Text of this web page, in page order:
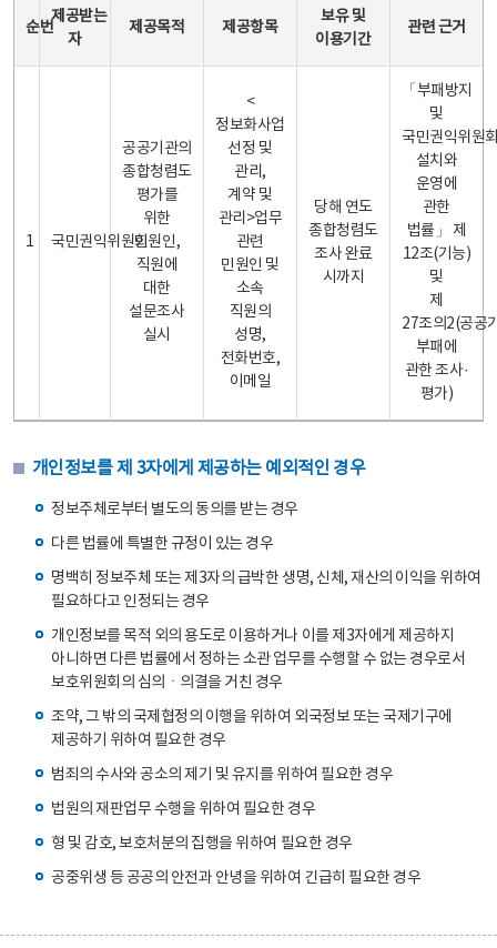
순번
제공받는
자
제공목적 제공항목
보유 및
이용기간
관련 근거
1 국민권익위원회
공공기관의
종합청렴도
평가를
위한
민원인,
직원에
대한
설문조사
실시
<
정보화사업
선정 및
관리,
계약 및
관리>업무
관련
민원인 및
소속
직원의
성명,
전화번호,
이메일
당해 연도
종합청렴도
조사 완료
시까지
「부패방지
및
국민권익위원
설치와
운영에
관한
법률」 제
12조(기능)
및
제
27조의2(공공
부패에
관한 조사·
평가)
개인정보를 제 3자에게 제공하는 예외적인 경우
정보주체로부터 별도의 동의를 받는 경우
다른 법률에 특별한 규정이 있는 경우
명백히 정보주체 또는 제3자의 급박한 생명, 신체, 재산의 이익을 위하여
필요하다고 인정되는 경우
개인정보를 목적 외의 용도로 이용하거나 이를 제3자에게 제공하지
아니하면 다른 법률에서 정하는 소관 업무를 수행할 수 없는 경우로서
보호위원회의 심의ㆍ의결을 거친 경우
조약, 그 밖의 국제협정의 이행을 위하여 외국정보 또는 국제기구에
제공하기 위하여 필요한 경우
범죄의 수사와 공소의 제기 및 유지를 위하여 필요한 경우
법원의 재판업무 수행을 위하여 필요한 경우
형 및 감호, 보호처분의 집행을 위하여 필요한 경우
공중위생 등 공공의 안전과 안녕을 위하여 긴급히 필요한 경우